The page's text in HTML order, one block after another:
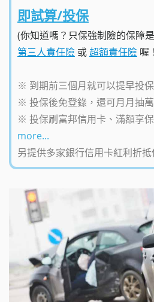
即試算/投保
(你知道嗎？只保強制險的保障
第三人責任險 或超額責任險 喔
※ 到期前三個月就可以提早投
※ 投保後免登錄，還可月月抽
※ 投保刷富邦信用卡、滿額享
more...
另提供多家銀行信用卡紅利折